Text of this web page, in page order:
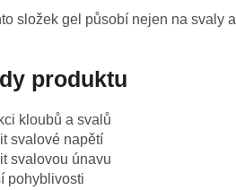
složek gel působí nejen na svaly a
produktu
kloubů a svalů
svalové napětí
svalovou únavu
pohyblivosti